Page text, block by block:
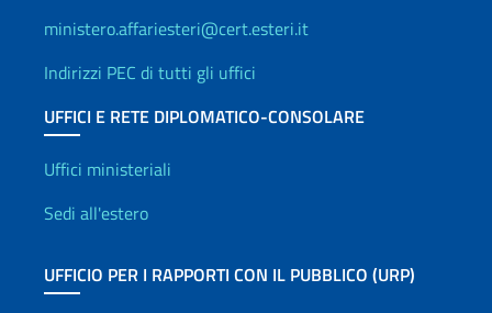
ministero.affariesteri@cert.esteri.it
Indirizzi PEC di tutti gli uffici
UFFICI E RETE DIPLOMATICO-CONSOLARE
Uffici e Rete diplomatica
Uffici ministeriali
Sedi all'estero
UFFICIO PER I RAPPORTI CON IL PUBBLICO (URP)